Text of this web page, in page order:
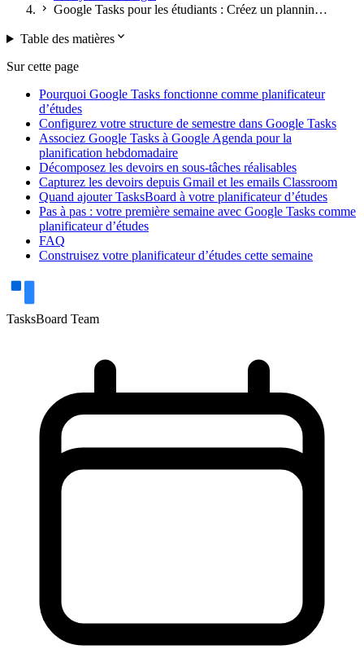
chevron_right Google Tasks pour les étudiants : Créez un plannin…
Table des matièresexpand_more
Sur cette page
Pourquoi Google Tasks fonctionne comme planificateur
d’études
Configurez votre structure de semestre dans Google Tasks
Associez Google Tasks à Google Agenda pour la
planification hebdomadaire
Décomposez les devoirs en sous-tâches réalisables
Capturez les devoirs depuis Gmail et les emails Classroom
Quand ajouter TasksBoard à votre planificateur d’études
Pas à pas : votre première semaine avec Google Tasks comme
planificateur d’études
FAQ
Construisez votre planificateur d’études cette semaine
TasksBoard Team